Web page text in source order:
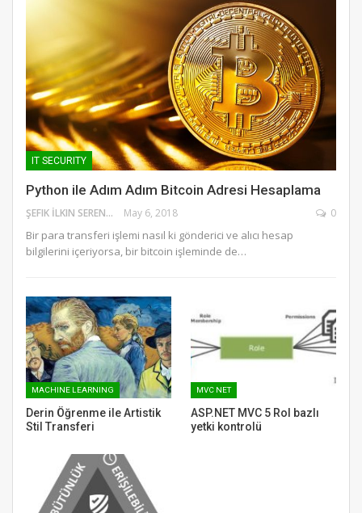
IT SECURITY
Python ile Adım Adım Bitcoin Adresi Hesaplama
ŞEFIK İLKIN SERENGIL May 6, 2018 0
Bir para transferi işlemi nasıl ki gönderici ve alıcı hesap
bilgilerini içeriyorsa, bir bitcoin işleminde de…
MACHINE LEARNING
Derin Öğrenme ile Artistik
Stil Transferi
MVC NET
ASP.NET MVC 5 Rol bazlı
yetki kontrolü